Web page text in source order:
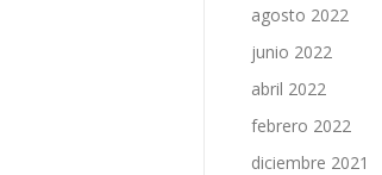
agosto 2022
junio 2022
abril 2022
febrero 2022
diciembre 2021